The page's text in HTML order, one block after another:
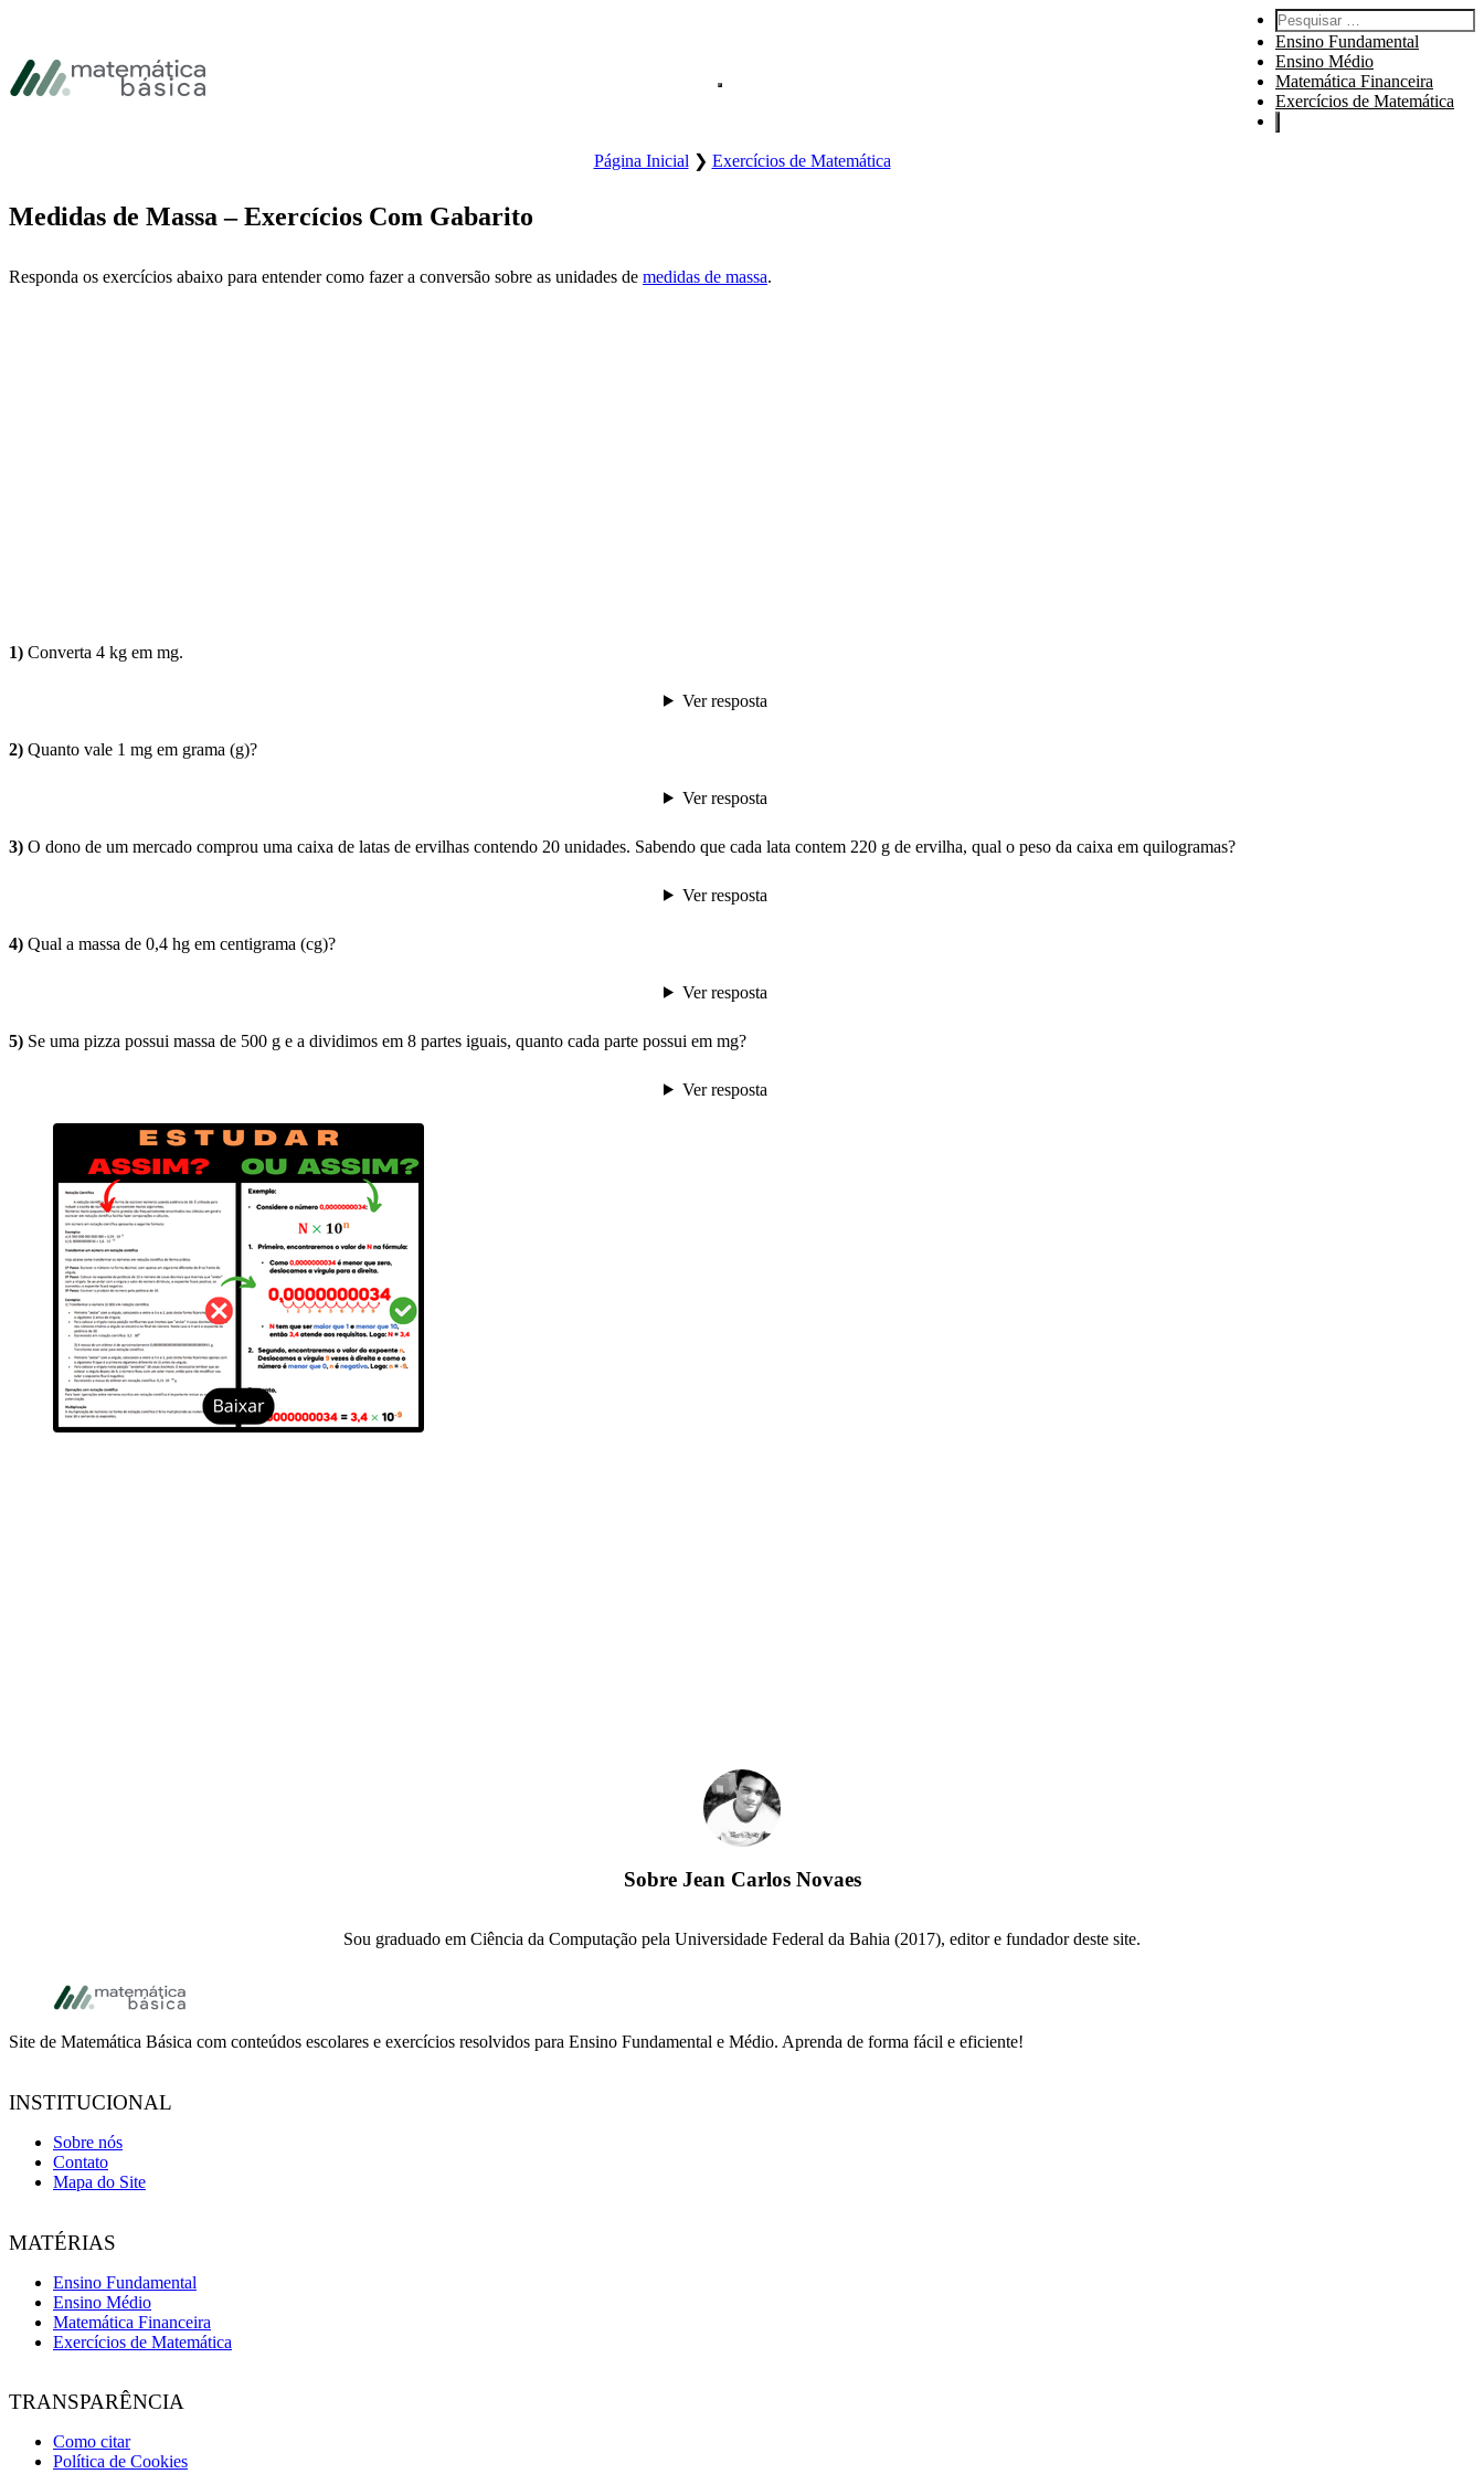
Pular Rodapé
Pesquisar por:
Ensino Fundamental
Ensino Médio
Matemática Financeira
Exercícios de Matemática
Página Inicial ❯ Exercícios de Matemática
Medidas de Massa – Exercícios Com Gabarito
Responda os exercícios abaixo para entender como fazer a conversão sobre as unidades de medidas de massa.
1) Converta 4 kg em mg.
Ver resposta
2) Quanto vale 1 mg em grama (g)?
Ver resposta
3) O dono de um mercado comprou uma caixa de latas de ervilhas contendo 20 unidades. Sabendo que cada lata contem 220 g de ervilha, qual o peso da caixa em quilogramas?
Ver resposta
4) Qual a massa de 0,4 hg em centigrama (cg)?
Ver resposta
5) Se uma pizza possui massa de 500 g e a dividimos em 8 partes iguais, quanto cada parte possui em mg?
Ver resposta
Sobre Jean Carlos Novaes
Sou graduado em Ciência da Computação pela Universidade Federal da Bahia (2017), editor e fundador deste site.
Footer
Site de Matemática Básica com conteúdos escolares e exercícios resolvidos para Ensino Fundamental e Médio. Aprenda de forma fácil e eficiente!
INSTITUCIONAL
Sobre nós
Contato
Mapa do Site
MATÉRIAS
Ensino Fundamental
Ensino Médio
Matemática Financeira
Exercícios de Matemática
TRANSPARÊNCIA
Como citar
Política de Cookies